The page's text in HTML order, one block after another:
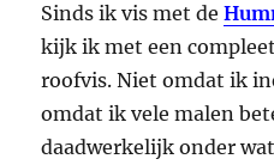
Sinds ik vis met de
kijk ik met een
roofvis. Niet omdat ik
omdat ik vele malen
daadwerkelijk onder